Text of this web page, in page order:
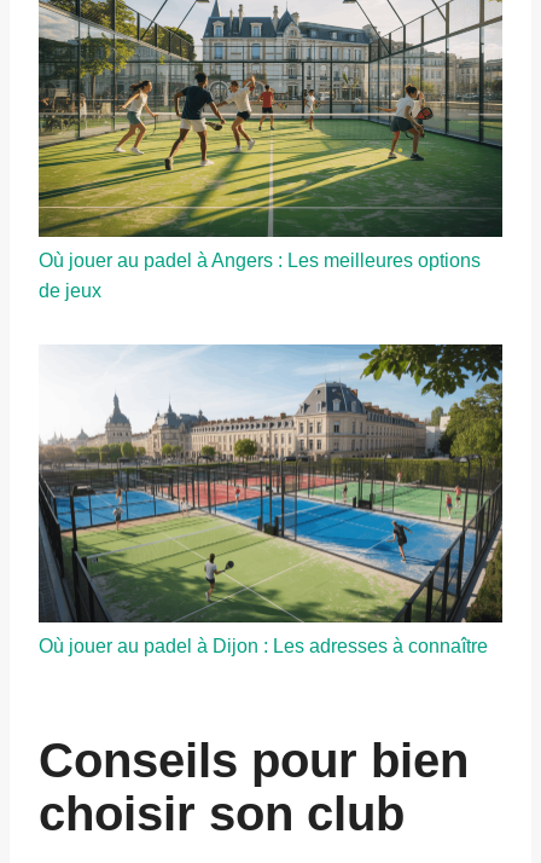
Où jouer au padel à Angers : Les meilleures options
de jeux
Où jouer au padel à Dijon : Les adresses à connaître
Conseils pour bien
choisir son club